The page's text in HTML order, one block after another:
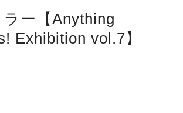
ー【Anything
Exhibition vol.7】